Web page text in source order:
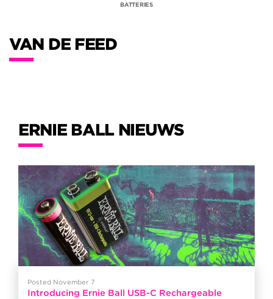
BATTERIES
VAN DE FEED
ERNIE BALL NIEUWS
Posted November 7
Introducing Ernie Ball USB-C Rechargeable